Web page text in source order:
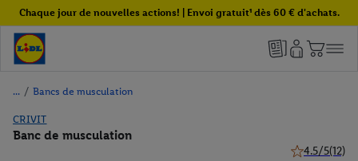
Chaque jour de nouvelles actions! | Envoi gratuit¹ dès 60 € d'achats.
/ Bancs de musculation
CRIVIT
Banc de musculation
4.5/5(12)